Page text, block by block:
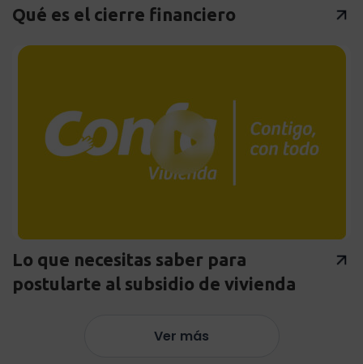
Qué es el cierre financiero
Lo que necesitas saber para
postularte al subsidio de vivienda
Ver más